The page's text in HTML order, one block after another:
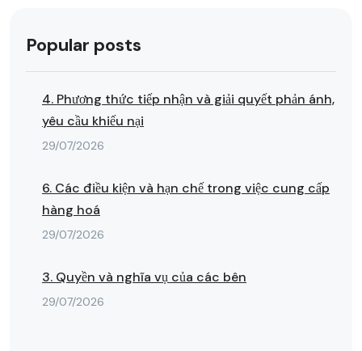
Popular posts
4. Phương thức tiếp nhận và giải quyết phản ánh,
yêu cầu khiếu nại
29/07/2026
6. Các điều kiện và hạn chế trong việc cung cấp
hàng hoá
29/07/2026
3. Quyền và nghĩa vụ của các bên
29/07/2026